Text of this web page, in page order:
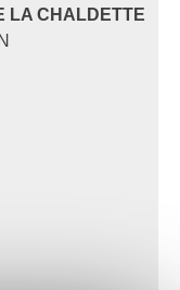
LA CHALDETTE